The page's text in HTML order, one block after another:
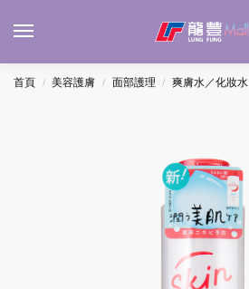
首頁 / 美容護膚 / 面部護理 / 爽膚水／化妝水